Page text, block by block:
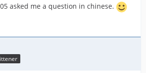
asked me a question in chinese.